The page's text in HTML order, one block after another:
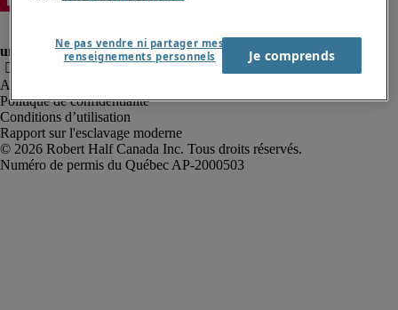
Alerte à la fraude
Politique de confidentialité
Conditions d’utilisation
Rapport sur l'esclavage moderne
Robert Half Canada Inc. Tous droits réservés.
Ne pas vendre ni partager mes
renseignements personnels
Je comprends